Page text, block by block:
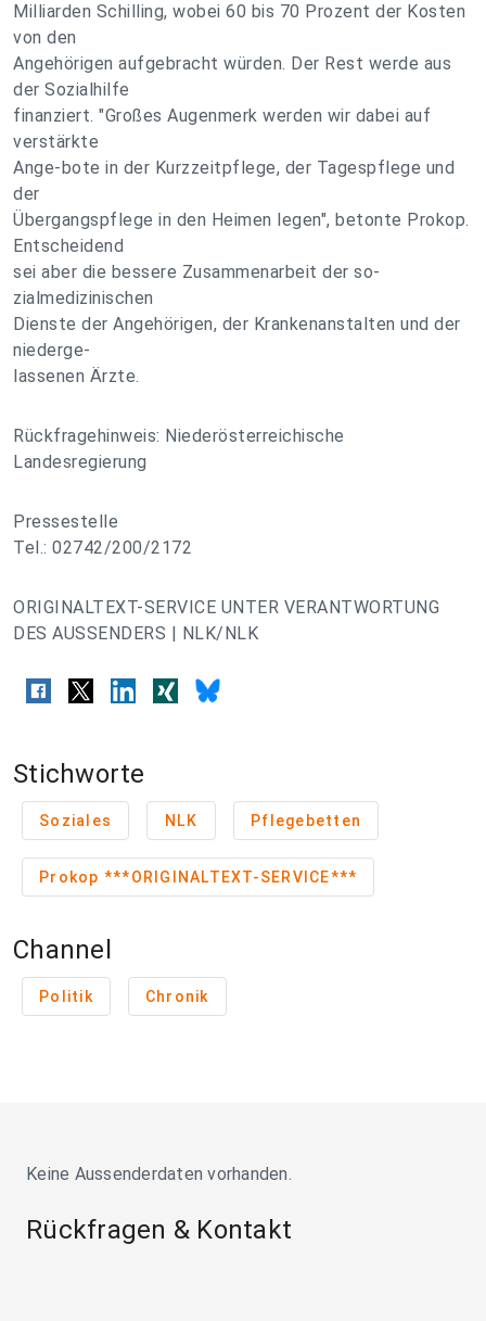
Milliarden Schilling, wobei 60 bis 70 Prozent der Kosten
von den
Angehörigen aufgebracht würden. Der Rest werde aus
der Sozialhilfe
finanziert. "Großes Augenmerk werden wir dabei auf
verstärkte
Ange-bote in der Kurzzeitpflege, der Tagespflege und
der
Übergangspflege in den Heimen legen", betonte Prokop.
Entscheidend
sei aber die bessere Zusammenarbeit der so-
zialmedizinischen
Dienste der Angehörigen, der Krankenanstalten und der
niederge-
lassenen Ärzte.
Rückfragehinweis: Niederösterreichische
Landesregierung
Pressestelle
Tel.: 02742/200/2172
ORIGINALTEXT-SERVICE UNTER VERANTWORTUNG
DES AUSSENDERS | NLK/NLK
Stichworte
Soziales NLK Pflegebetten
Prokop ***ORIGINALTEXT-SERVICE***
Channel
Politik Chronik
Keine Aussenderdaten vorhanden.
Rückfragen & Kontakt